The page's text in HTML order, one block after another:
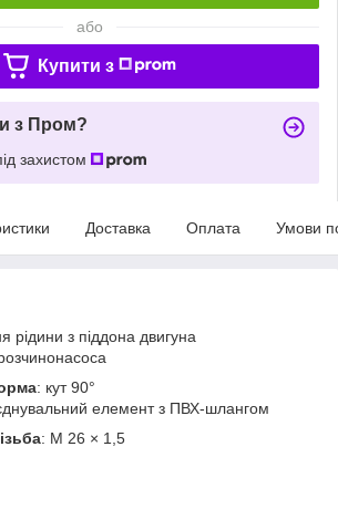
або
Купити з
з Пром?
захистом
Доставка Оплата Умови
рідини з піддона двигуна
: кут 90°
елемент з ПВХ-шлангом
: M 26 × 1,5